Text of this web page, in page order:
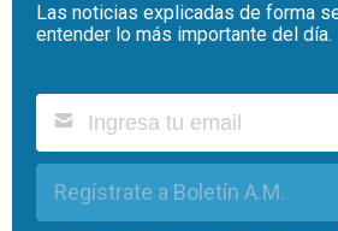
Las noticias explicadas de forma
entender lo más importante del día.
Regístrate a Boletín A.M.